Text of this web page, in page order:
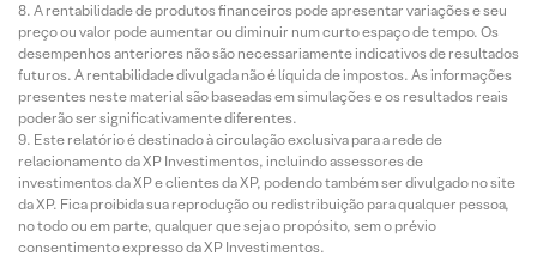
A rentabilidade de produtos financeiros pode apresentar variações e seu
preço ou valor pode aumentar ou diminuir num curto espaço de tempo. Os
desempenhos anteriores não são necessariamente indicativos de resultados
futuros. A rentabilidade divulgada não é líquida de impostos. As informações
presentes neste material são baseadas em simulações e os resultados reais
poderão ser significativamente diferentes.
Este relatório é destinado à circulação exclusiva para a rede de
relacionamento da XP Investimentos, incluindo assessores de
investimentos da XP e clientes da XP, podendo também ser divulgado no site
da XP. Fica proibida sua reprodução ou redistribuição para qualquer pessoa,
no todo ou em parte, qualquer que seja o propósito, sem o prévio
consentimento expresso da XP Investimentos.